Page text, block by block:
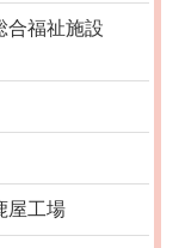
合福祉施設
屋工場